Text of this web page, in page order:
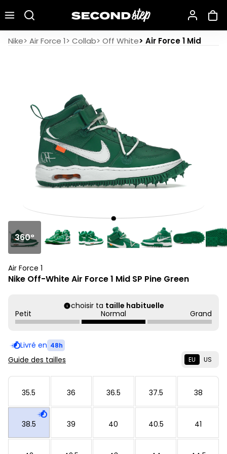
Nike> Air Force 1> Collab> Off White> Air Force 1 Mid
Nike Off-White Air Force 1 Mid SP Pine Green
360°
Air Force 1
Nike Off-White Air Force 1 Mid SP Pine Green
choisir ta taille habituelle
Petit
Normal Grand
Livré en 48h
Guide des tailles EU US
35.5 36 36.5 37.5 38
38.5 39 40 40.5 41